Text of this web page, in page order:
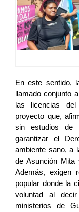
En este sentido,
llamado conjunto
las licencias
proyecto que,
sin estudios de
garantizar el
ambiente sano, a
de Asunción Mita
Además, exigen
popular donde la
voluntad al
ministerios de